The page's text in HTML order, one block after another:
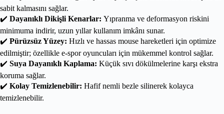
sabit kalmasını sağlar.
✔️ Dayanıklı Dikişli Kenarlar: Yıpranma ve deformasyon riskini
minimuma indirir, uzun yıllar kullanım imkânı sunar.
✔️ Pürüzsüz Yüzey: Hızlı ve hassas mouse hareketleri için optimize
edilmiştir; özellikle e-spor oyuncuları için mükemmel kontrol sağlar.
✔️ Suya Dayanıklı Kaplama: Küçük sıvı dökülmelerine karşı ekstra
koruma sağlar.
✔️ Kolay Temizlenebilir: Hafif nemli bezle silinerek kolayca
temizlenebilir.